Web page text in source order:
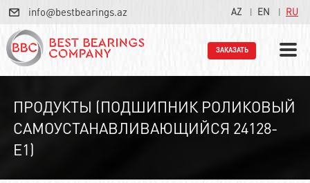
info@bestbearings.az AZ EN RU
ЗАКАЗАТЬ
ПРОДУКТЫ (ПОДШИПНИК РОЛИКОВЫЙ
САМОУСТАНАВЛИВАЮЩИЙСЯ 24128-
E1)